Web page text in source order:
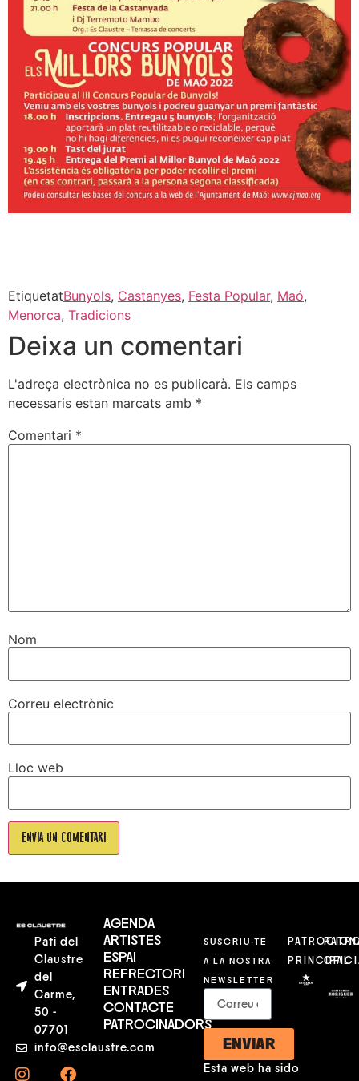
EtiquetatBunyols, Castanyes, Festa Popular, Maó,
Menorca, Tradicions
Deixa un comentari
L'adreça electrònica no es publicarà. Els camps
necessaris estan marcats amb *
Comentari *
Nom
Correu electrònic
Lloc web
Pati del
Claustre
del
Carme,
50 -
07701
info@esclaustre.com
AGENDA
ARTISTES
ESPAI
REFRECTORI
ENTRADES
CONTACTE
PATROCINADORS
SUSCRIU-TE
A LA NOSTRA
NEWSLETTER
ENVIAR
Esta web ha sido
PRINCIPAL